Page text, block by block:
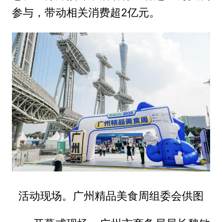
参与，带动相关消费超2亿元。
活动现场。广州精品美食周组委会供图